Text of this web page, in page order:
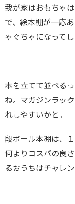
我が家はおもちゃ
で、絵本棚が一応
ゃぐちゃになってし
本を立てて並べるっ
ね。マガジンラッ
れしやすいかと。
段ボール本棚は、
何よりコスパの良
るおうちはチャレ